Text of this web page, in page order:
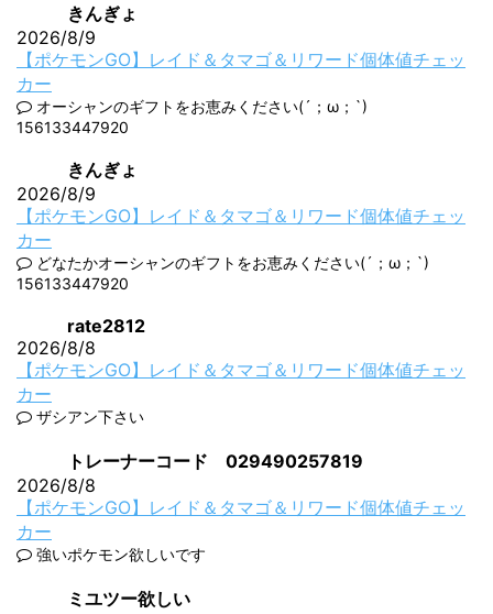
きんぎょ
2026/8/9
【ポケモンGO】レイド＆タマゴ＆リワード個体値チェッ
カー
オーシャンのギフトをお恵みください(´；ω；`)
156133447920
きんぎょ
2026/8/9
【ポケモンGO】レイド＆タマゴ＆リワード個体値チェッ
カー
どなたかオーシャンのギフトをお恵みください(´；ω；`)
156133447920
rate2812
2026/8/8
【ポケモンGO】レイド＆タマゴ＆リワード個体値チェッ
カー
ザシアン下さい
トレーナーコード 029490257819
2026/8/8
【ポケモンGO】レイド＆タマゴ＆リワード個体値チェッ
カー
強いポケモン欲しいです
ミユツー欲しい